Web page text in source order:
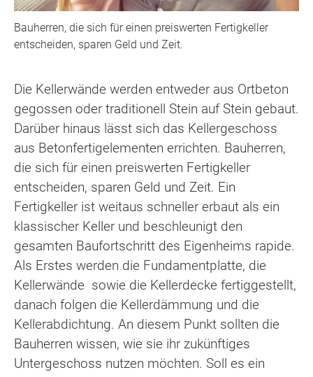
Bauherren, die sich für einen preiswerten Fertigkeller
entscheiden, sparen Geld und Zeit.
Die Kellerwände werden entweder aus Ortbeton
gegossen oder traditionell Stein auf Stein gebaut.
Darüber hinaus lässt sich das Kellergeschoss
aus Betonfertigelementen errichten. Bauherren,
die sich für einen preiswerten Fertigkeller
entscheiden, sparen Geld und Zeit. Ein
Fertigkeller ist weitaus schneller erbaut als ein
klassischer Keller und beschleunigt den
gesamten Baufortschritt des Eigenheims rapide.
Als Erstes werden die Fundamentplatte, die
Kellerwände sowie die Kellerdecke fertiggestellt,
danach folgen die Kellerdämmung und die
Kellerabdichtung. An diesem Punkt sollten die
Bauherren wissen, wie sie ihr zukünftiges
Untergeschoss nutzen möchten. Soll es ein